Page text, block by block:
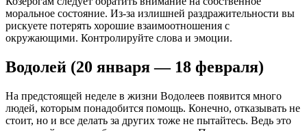
моральное состояние. Из-за излишней раздражительности вы
рискуете потерять хорошие взаимоотношения с
окружающими. Контролируйте слова и эмоции.
Водолей (20 января — 18 февраля)
На предстоящей неделе в жизни Водолеев появится много
людей, которым понадобится помощь. Конечно, отказывать не
стоит, но и все делать за других тоже не пытайтесь. Ведь это